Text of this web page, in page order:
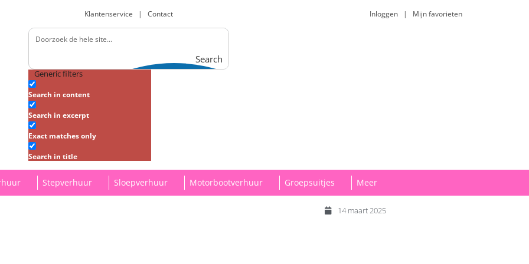
Klantenservice | Contact
Search
Generic filters
Search in content
Search in excerpt
Exact matches only
Search in title
Inloggen | Mijn favorieten
Stepverhuur Sloepverhuur Motorbootverhuur Groepsuitjes Meer
14 maart 2025